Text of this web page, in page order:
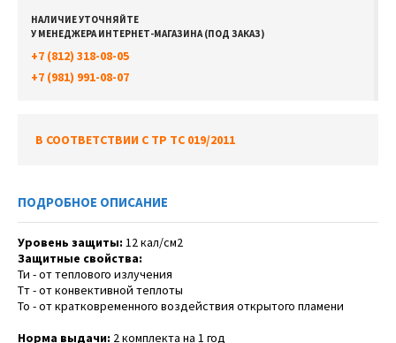
НАЛИЧИЕ УТОЧНЯЙТЕ
У МЕНЕДЖЕРА ИНТЕРНЕТ-МАГАЗИНА (ПОД ЗАКАЗ)
+7 (812) 318-08-05
+7 (981) 991-08-07
В СООТВЕТСТВИИ С ТР ТС 019/2011
ПОДРОБНОЕ ОПИСАНИЕ
Уровень защиты: 12 кал/см2
Защитные свойства:
Ти - от теплового излучения
Тт - от конвективной теплоты
То - от кратковременного воздействия открытого пламени
Норма выдачи: 2 комплекта на 1 год